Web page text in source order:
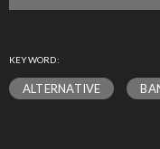
KEYWORD:
ALTERNATIVE